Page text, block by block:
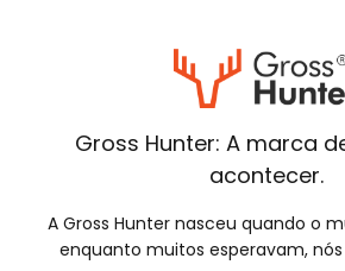
Gross Hunter: A marca
acontecer.
A Gross Hunter nasceu quando o
enquanto muitos esperavam,